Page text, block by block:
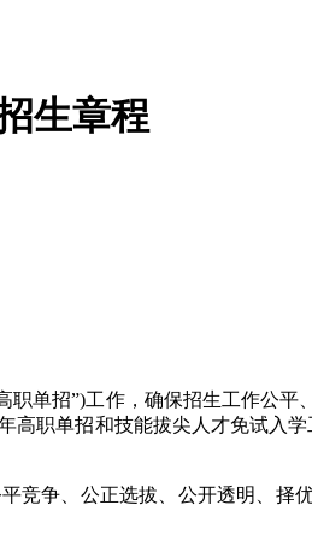
生章程
职单招”)工作，确保招生工作公
职单招和技能拔尖人才免试入
竞争、公正选拔、公开透明、